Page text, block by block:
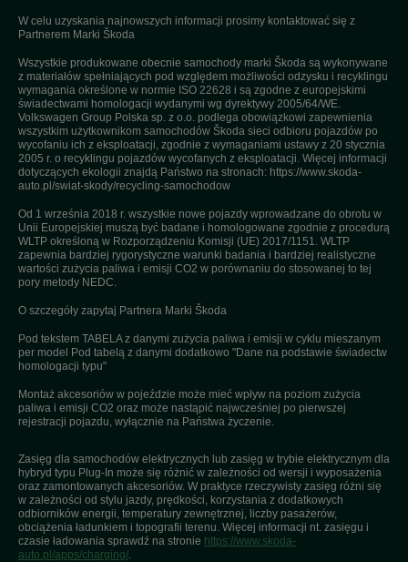
W celu uzyskania najnowszych informacji prosimy kontaktować się z
Partnerem Marki Škoda
Wszystkie produkowane obecnie samochody marki Škoda są wykonywane
z materiałów spełniających pod względem możliwości odzysku i recyklingu
wymagania określone w normie ISO 22628 i są zgodne z europejskimi
świadectwami homologacji wydanymi wg dyrektywy 2005/64/WE.
Volkswagen Group Polska sp. z o.o. podlega obowiązkowi zapewnienia
wszystkim użytkownikom samochodów Škoda sieci odbioru pojazdów po
wycofaniu ich z eksploatacji, zgodnie z wymaganiami ustawy z 20 stycznia
2005 r. o recyklingu pojazdów wycofanych z eksploatacji. Więcej informacji
dotyczących ekologii znajdą Państwo na stronach: https://www.skoda-
auto.pl/swiat-skody/recycling-samochodow
Od 1 września 2018 r. wszystkie nowe pojazdy wprowadzane do obrotu w
Unii Europejskiej muszą być badane i homologowane zgodnie z procedurą
WLTP określoną w Rozporządzeniu Komisji (UE) 2017/1151. WLTP
zapewnia bardziej rygorystyczne warunki badania i bardziej realistyczne
wartości zużycia paliwa i emisji CO2 w porównaniu do stosowanej to tej
pory metody NEDC.
O szczegóły zapytaj Partnera Marki Škoda
Pod tekstem TABELA z danymi zużycia paliwa i emisji w cyklu mieszanym
per model Pod tabelą z danymi dodatkowo "Dane na podstawie świadectw
homologacji typu"
Montaż akcesoriów w pojeździe może mieć wpływ na poziom zużycia
paliwa i emisji CO2 oraz może nastąpić najwcześniej po pierwszej
rejestracji pojazdu, wyłącznie na Państwa życzenie.
Zasięg dla samochodów elektrycznych lub zasięg w trybie elektrycznym dla
hybryd typu Plug-In może się różnić w zależności od wersji i wyposażenia
oraz zamontowanych akcesoriów. W praktyce rzeczywisty zasięg różni się
w zależności od stylu jazdy, prędkości, korzystania z dodatkowych
odbiorników energii, temperatury zewnętrznej, liczby pasażerów,
obciążenia ładunkiem i topografii terenu. Więcej informacji nt. zasięgu i
czasie ładowania sprawdź na stronie https://www.skoda-
auto.pl/apps/charging/.